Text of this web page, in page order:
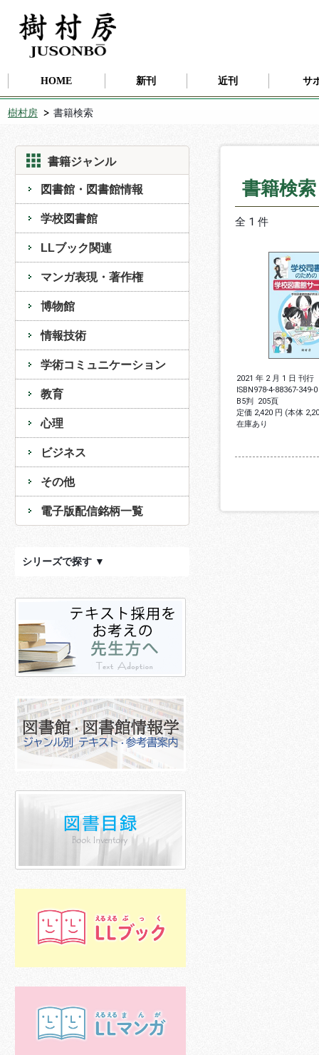
HOME 新刊 近刊 サ
樹村房 書籍検索
書籍ジャンル
図書館・図書館情報
学校図書館
LLブック関連
マンガ表現・著作権
博物館
情報技術
学術コミュニケーション
教育
心理
ビジネス
その他
電子版配信銘柄一覧
シリーズで探す ▼
書籍検
全 1 件
2021 年 2 月 1 日 刊行
ISBN978-4-88367-349-0
B5判 205頁
定価 2,420 円 (本体
在庫あり